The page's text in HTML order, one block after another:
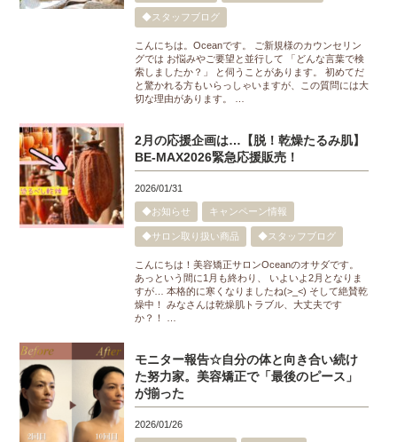
◆スタッフブログ
こんにちは。Oceanです。 ご新規様のカウンセリン
グでは お悩みやご要望と並行して 「どんな言葉で検
索しましたか？」 と伺うことがあります。 初めてだ
と驚かれる方もいらっしゃいますが、この質問には大
切な理由があります。 …
2月の応援企画は…【脱！乾燥たるみ肌】
BE-MAX2026緊急応援販売！
2026/01/31
◆お知らせ キャンペーン情報
◆サロン取り扱い商品 ◆スタッフブログ
こんにちは！美容矯正サロンOceanのオサダです。
あっという間に1月も終わり、 いよいよ2月となりま
すが… 本格的に寒くなりましたね(>_<) そして絶賛乾
燥中！ みなさんは乾燥肌トラブル、大丈夫です
か？！ …
モニター報告☆自分の体と向き合い続け
た努力家。美容矯正で「最後のピース」
が揃った
2026/01/26